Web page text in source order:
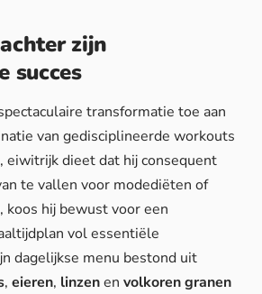
zijn
succes
transformatie toe aan
van gedisciplineerde workouts
eiwitrijk dieet dat hij consequent
te vallen voor modediëten of
hij bewust voor een
vol essentiële
dagelijkse menu bestond uit
, eieren, linzenen volkoren granen